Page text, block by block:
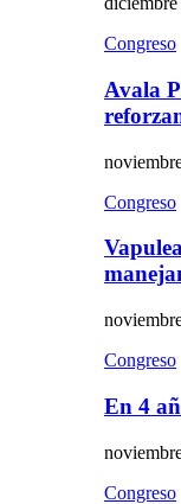
Congreso
Avala
Congreso
Congreso
En 4
Congreso